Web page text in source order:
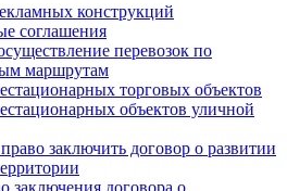
конструкций
соглашения
перевозок по
маршрутам
торговых объектов
объектов уличной
заключить договор о развитии
заключения договора о